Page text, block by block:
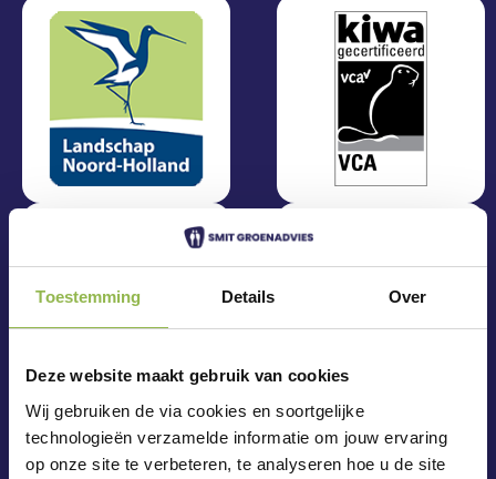
Toestemming Details Over
Deze website maakt gebruik van cookies
Wij gebruiken de via cookies en soortgelijke
technologieën verzamelde informatie om jouw ervaring
op onze site te verbeteren, te analyseren hoe u de site